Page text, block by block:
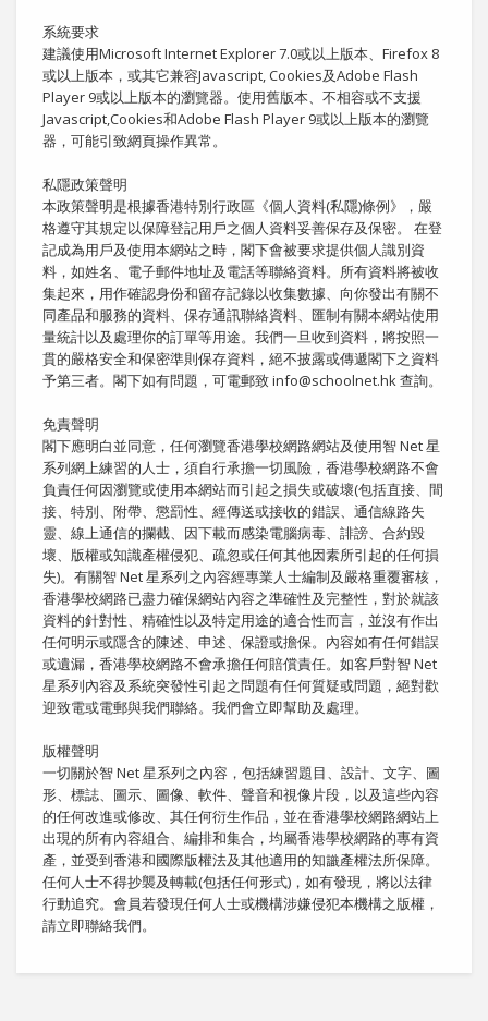
系統要求
建議使用Microsoft Internet Explorer 7.0或以上版本、Firefox 8
或以上版本，或其它兼容Javascript, Cookies及Adobe Flash
Player 9或以上版本的瀏覽器。使用舊版本、不相容或不支援
Javascript,Cookies和Adobe Flash Player 9或以上版本的瀏覽
器，可能引致網頁操作異常。
私隱政策聲明
本政策聲明是根據香港特別行政區《個人資料(私隱)條例》，嚴
格遵守其規定以保障登記用戶之個人資料妥善保存及保密。 在登
記成為用戶及使用本網站之時，閣下會被要求提供個人識別資
料，如姓名、電子郵件地址及電話等聯絡資料。所有資料將被收
集起來，用作確認身份和留存記錄以收集數據、向你發出有關不
同產品和服務的資料、保存通訊聯絡資料、匯制有關本網站使用
量統計以及處理你的訂單等用途。我們一旦收到資料，將按照一
貫的嚴格安全和保密準則保存資料，絕不披露或傳遞閣下之資料
予第三者。閣下如有問題，可電郵致 info@schoolnet.hk 查詢。
免責聲明
閣下應明白並同意，任何瀏覽香港學校網路網站及使用智 Net 星
系列網上練習的人士，須自行承擔一切風險，香港學校網路不會
負責任何因瀏覽或使用本網站而引起之損失或破壞(包括直接、間
接、特別、附帶、懲罰性、經傳送或接收的錯誤、通信線路失
靈、線上通信的攔截、因下載而感染電腦病毒、誹謗、合約毀
壞、版權或知識產權侵犯、疏忽或任何其他因素所引起的任何損
失)。有關智 Net 星系列之內容經專業人士編制及嚴格重覆審核，
香港學校網路已盡力確保網站內容之準確性及完整性，對於就該
資料的針對性、精確性以及特定用途的適合性而言，並沒有作出
任何明示或隱含的陳述、申述、保證或擔保。內容如有任何錯誤
或遺漏，香港學校網路不會承擔任何賠償責任。如客戶對智 Net
星系列內容及系統突發性引起之問題有任何質疑或問題，絕對歡
迎致電或電郵與我們聯絡。我們會立即幫助及處理。
版權聲明
一切關於智 Net 星系列之內容，包括練習題目、設計、文字、圖
形、標誌、圖示、圖像、軟件、聲音和視像片段，以及這些內容
的任何改進或修改、其任何衍生作品，並在香港學校網路網站上
出現的所有內容組合、編排和集合，均屬香港學校網路的專有資
產，並受到香港和國際版權法及其他適用的知識產權法所保障。
任何人士不得抄襲及轉載(包括任何形式)，如有發現，將以法律
行動追究。會員若發現任何人士或機構涉嫌侵犯本機構之版權，
請立即聯絡我們。